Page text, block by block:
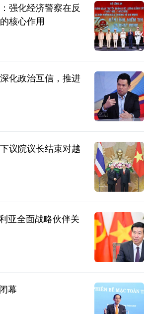
强化经济警察在反
核心作用
化政治互信，推进
议院议长结束对越
亚全面战略伙伴关
幕